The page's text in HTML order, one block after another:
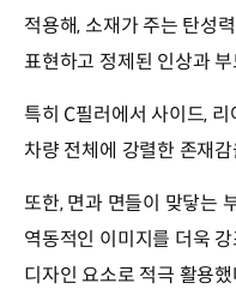
적용해, 소재가 주는 탄성
표현하고 정제된 인상과
특히 C필러에서 사이드,
차량 전체에 강렬한 존재
또한, 면과 면들이 맞닿는
역동적인 이미지를 더욱
디자인 요소로 적극 활용